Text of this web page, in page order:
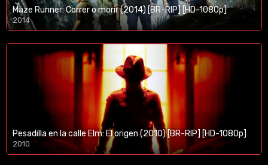
Maze Runner: Correr o morir (2014) [BR-RIP] [HD-1080p]
2014
1080p/720p
Pesadilla en la calle Elm: El origen (2010) [BR-RIP] [HD-1080p]
2010
1080p/720p